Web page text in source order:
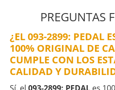
PREGUNTAS
¿EL 093-2899: PEDAL
100% ORIGINAL DE
CUMPLE CON LOS
CALIDAD Y